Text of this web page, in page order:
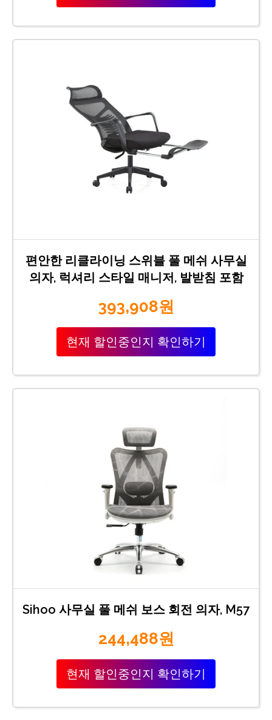
편안한 리클라이닝 스위블 풀 메쉬 사무실
의자, 럭셔리 스타일 매니저, 발받침 포함
393,908원
현재 할인중인지 확인하기
Sihoo 사무실 풀 메쉬 보스 회전 의자, M57
244,488원
현재 할인중인지 확인하기